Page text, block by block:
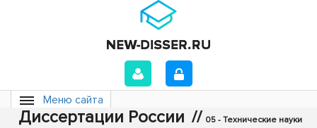
Меню сайта
Диссертации России // 05 - Технические науки